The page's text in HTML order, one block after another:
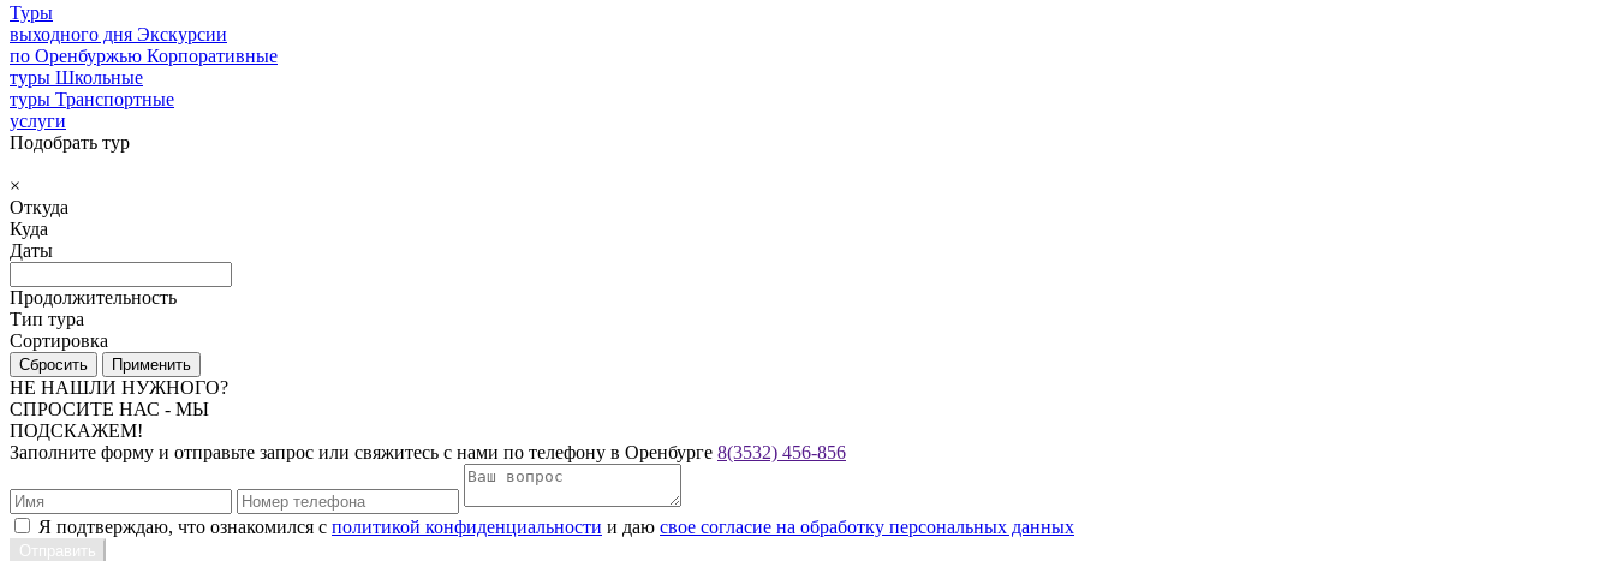
Туры
выходного дня Экскурсии
по Оренбуржью Корпоративные
туры Школьные
туры Транспортные
услуги
Подобрать тур
×
Откуда
Куда
Даты
Продолжительность
Тип тура
Сортировка
НЕ НАШЛИ НУЖНОГО?
СПРОСИТЕ НАС - МЫ
ПОДСКАЖЕМ!
Заполните форму и отправьте запрос или свяжитесь с нами по телефону в Оренбурге 8(3532) 456-856
Я подтверждаю, что ознакомился с политикой конфиденциальности и даю свое согласие на обработку персональных данных